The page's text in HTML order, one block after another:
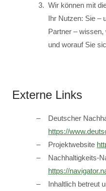
Wir können mit
Ihr Nutzen: Sie –
Partner –
und worauf Sie
Externe Links
Deutscher
https://
Projektwebsite
Nachhaltigkeits-
https://
Inhaltlich betreut